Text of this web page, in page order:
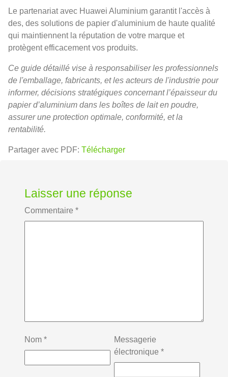
Le partenariat avec Huawei Aluminium garantit l'accès à
des, des solutions de papier d'aluminium de haute qualité
qui maintiennent la réputation de votre marque et
protègent efficacement vos produits.
Ce guide détaillé vise à responsabiliser les professionnels
de l'emballage, fabricants, et les acteurs de l'industrie pour
informer, décisions stratégiques concernant l’épaisseur du
papier d’aluminium dans les boîtes de lait en poudre,
assurer une protection optimale, conformité, et la
rentabilité.
Partager avec PDF: Télécharger
Laisser une réponse
Commentaire *
Nom *
Messagerie
électronique *